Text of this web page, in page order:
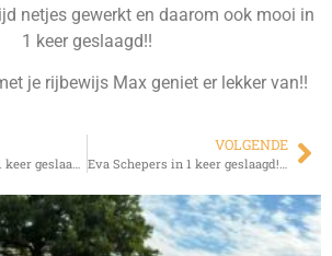
netjes gewerkt en daarom ook mooi in
1 keer geslaagd!!
je rijbewijs Max geniet er lekker van!!
VOLGENDE